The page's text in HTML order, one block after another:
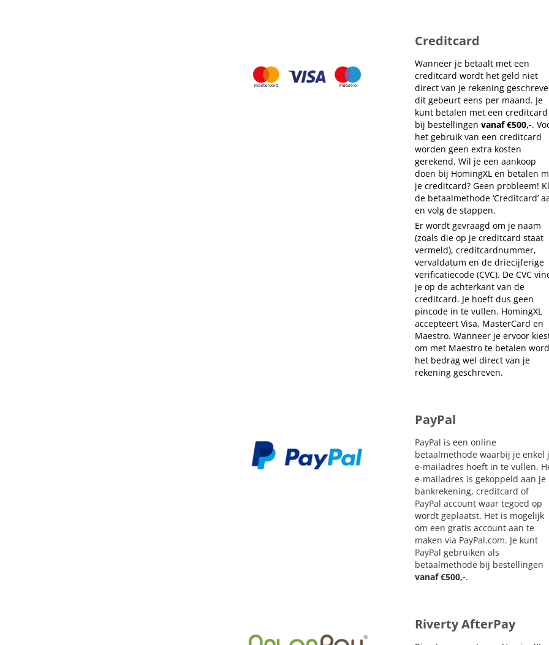
Creditcard
Wanneer je betaalt met een
creditcard wordt het geld niet
direct van je rekening
dit gebeurt eens per maand. Je
kunt betalen met een creditcard
bij bestellingen vanaf €500,-.
het gebruik van een creditcard
worden geen extra kosten
gerekend. Wil je een aankoop
doen bij HomingXL en betalen
je creditcard? Geen probleem!
de betaalmethode ‘Creditcard’
en volg de stappen.
Er wordt gevraagd om je naam
(zoals die op je creditcard staat
vermeld), creditcardnummer,
vervaldatum en de driecijferige
verificatiecode (CVC). De CVC
je op de achterkant van de
creditcard. Je hoeft dus geen
pincode in te vullen. HomingXL
accepteert Visa, MasterCard en
Maestro. Wanneer je ervoor
om met Maestro te betalen
het bedrag wel direct van je
rekening geschreven.
PayPal
PayPal is een online
betaalmethode waarbij je enkel
e-mailadres hoeft in te vullen.
e-mailadres is gekoppeld aan je
bankrekening, creditcard of
PayPal account waar tegoed op
wordt geplaatst. Het is mogelijk
om een gratis account aan te
maken via PayPal.com. Je kunt
PayPal gebruiken als
betaalmethode bij bestellingen
vanaf €500,-.
Riverty AfterPay